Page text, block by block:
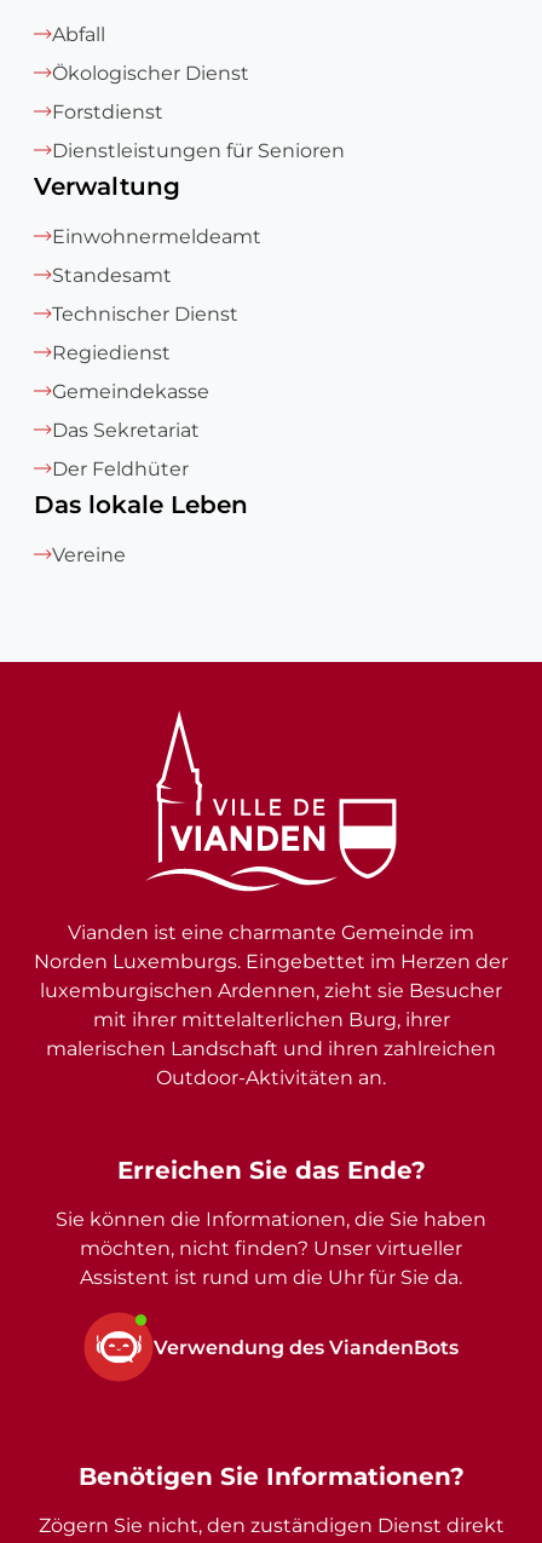
Abfall
Ökologischer Dienst
Forstdienst
Dienstleistungen für Senioren
Verwaltung
Einwohnermeldeamt
Standesamt
Technischer Dienst
Regiedienst
Gemeindekasse
Das Sekretariat
Der Feldhüter
Das lokale Leben
Vereine
Erreichen Sie das Ende?
Sie können die Informationen, die Sie haben
möchten, nicht finden? Unser virtueller
Assistent ist rund um die Uhr für Sie da.
Verwendung des ViandenBots
Vianden ist eine charmante Gemeinde im
Norden Luxemburgs. Eingebettet im Herzen der
luxemburgischen Ardennen, zieht sie Besucher
mit ihrer mittelalterlichen Burg, ihrer
malerischen Landschaft und ihren zahlreichen
Outdoor-Aktivitäten an.
Benötigen Sie Informationen?
Zögern Sie nicht, den zuständigen Dienst direkt